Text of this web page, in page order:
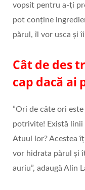
vopsit pentru a-ţi
pot conţine
părul, îl vor usca și
Cât de des
cap dacă ai
”Ori de câte ori
potrivite! Există linii
Atuul lor? Acestea
vor hidrata părul şi
auriu”, adaugă Alin